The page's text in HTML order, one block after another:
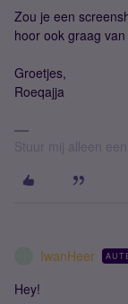
Zou je een
hoor ook graag
Groetjes,
Roeqajja
Stuur mij alleen
IwanHeer
Hey!